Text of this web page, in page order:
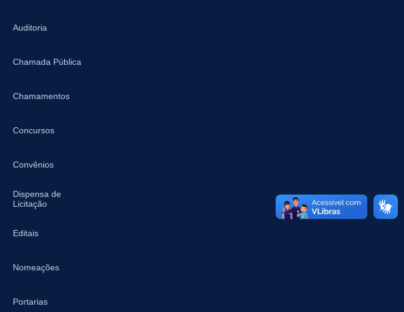
Auditoria
Chamada Pública
Chamamentos
Concursos
Convênios
Dispensa de
Licitação
Editais
Nomeações
Portarias